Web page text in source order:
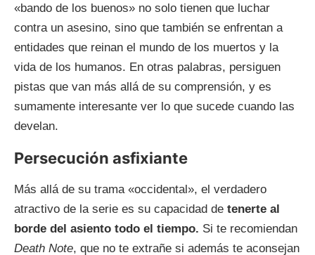
«bando de los buenos» no solo tienen que luchar
contra un asesino, sino que también se enfrentan a
entidades que reinan el mundo de los muertos y la
vida de los humanos. En otras palabras, persiguen
pistas que van más allá de su comprensión, y es
sumamente interesante ver lo que sucede cuando las
develan.
Persecución asfixiante
Más allá de su trama «occidental», el verdadero
atractivo de la serie es su capacidad de tenerte al
borde del asiento todo el tiempo. Si te recomiendan
Death Note, que no te extrañe si además te aconsejan